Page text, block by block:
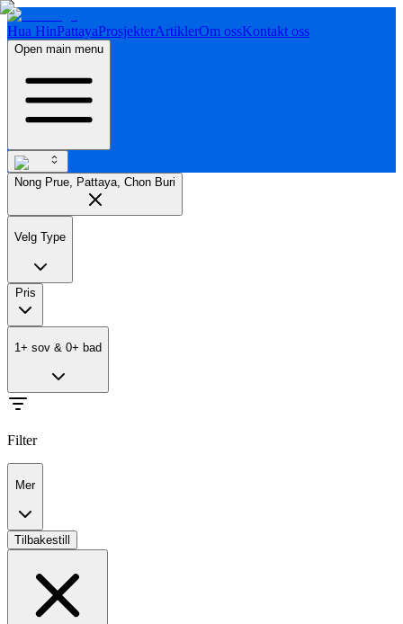
Hua HinPattayaProsjekterArtiklerOm ossKontakt oss
Open main menu
Nong Prue, Pattaya, Chon Buri
Velg Type
Pris
1 + sov & 0+ bad
Filter
Mer
Tilbakestill